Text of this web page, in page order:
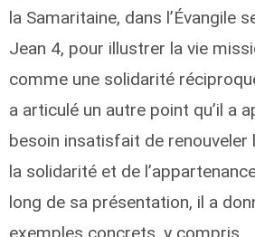
la Samaritaine, dans l’Évangile
Jean 4, pour illustrer la vie
comme une solidarité
a articulé un autre point qu’il a
besoin insatisfait de renouveler
la solidarité et de
long de sa présentation, il a
exemples concrets, y compris